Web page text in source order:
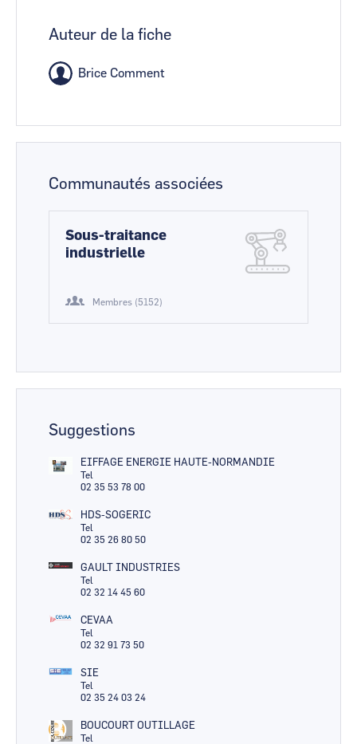
Auteur de la fiche
Brice Comment
Communautés associées
Sous-traitance
industrielle
Membres (5152)
Suggestions
EIFFAGE ENERGIE HAUTE-NORMANDIE
Tel
02 35 53 78 00
HDS-SOGERIC
Tel
02 35 26 80 50
GAULT INDUSTRIES
Tel
02 32 14 45 60
CEVAA
Tel
02 32 91 73 50
SIE
Tel
02 35 24 03 24
BOUCOURT OUTILLAGE
Tel